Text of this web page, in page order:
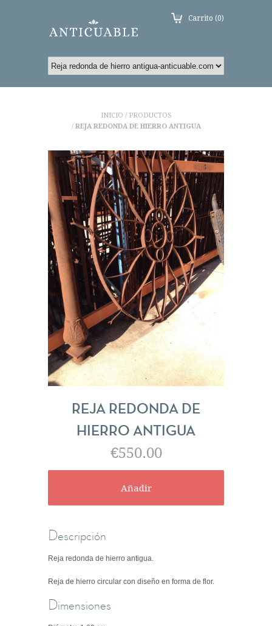
Carrito (0)
INICIO / PRODUCTOS
/ REJA REDONDA DE HIERRO ANTIGUA
REJA REDONDA DE
HIERRO ANTIGUA
€550.00
Descripción
Reja redonda de hierro antigua.
Reja de hierro circular con diseño en forma de flor.
Dimensiones